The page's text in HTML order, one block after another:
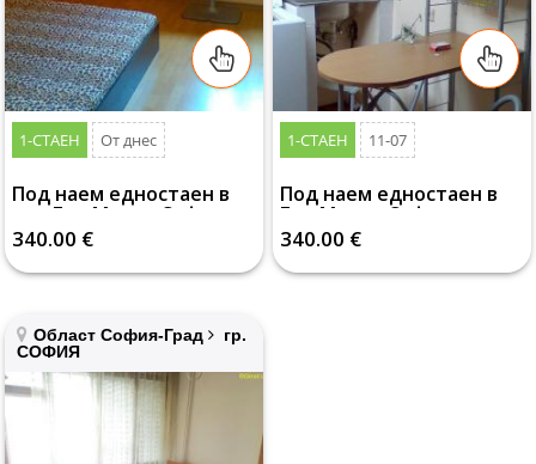
1-СТАЕН От днес
Под наем едностаен в
ж.к. Гео Милев София
340.00 €
1-СТАЕН 11-07
Под наем едностаен в
Гео Милев София
340.00 €
Област София-Град
гр.
СОФИЯ